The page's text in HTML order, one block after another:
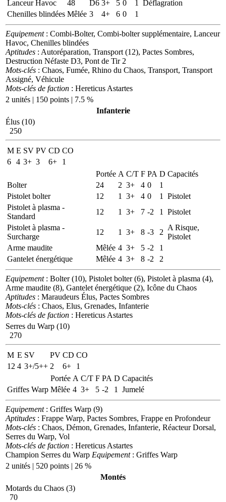
Lanceur Havoc 48 D6 3+ 5 0 1
Déflagration
Chenilles blindées Mêlée 3 4+ 6 0 1
Equipement: Combi-Bolter, Combi-bolter supplémentaire, Lanceur
Havoc, Chenilles blindées
Aptitudes : Autoréparation, Transport (12), Pactes Sombres,
Destruction Néfaste D3, Pont de Tir 2
Mots-clés : Chaos, Fumée, Rhino du Chaos, Transport, Transport
Assigné, Véhicule
Mots-clés de faction : Hereticus Astartes
2 unités | 150 points | 7.5 %
Infanterie
Élus (10)
250
M E SV PV CD CO
6 4 3+ 3 6+
1
Portée A C/T F PA D Capacités
Bolter
24 2 3+ 4 0
1
Pistolet bolter
12 1 3+ 4 0 1
Pistolet
Pistolet à plasma -
Standard
12 1 3+ 7 -2 1
Pistolet
Pistolet à plasma -
Surcharge
12 1 3+ 8 -3 2
A Risque,
Pistolet
Arme maudite
Mêlée 4 3+ 5 -2
1
Gantelet énergétique
Mêlée 4 3+ 8 -2 2
Equipement: Bolter (10), Pistolet bolter (6), Pistolet à plasma (4),
Arme maudite (8), Gantelet énergétique (2), Icône du Chaos
Aptitudes : Maraudeurs Élus, Pactes Sombres
Mots-clés : Chaos, Elus, Grenades, Infanterie
Mots-clés de faction : Hereticus Astartes
Serres du Warp (10)
270
M E SV PV CD CO
12 4 3+/5++ 2 6+
1
Portée A C/T F PA D Capacités
Griffes Warp Mêlée 4 3+ 5 -2 1 Jumelé
Equipement: Griffes Warp (9)
Aptitudes : Frappe Warp, Pactes Sombres, Frappe en Profondeur
Mots-clés : Chaos, Démon, Grenades, Infanterie, Réacteur Dorsal,
Serres du Warp, Vol
Mots-clés de faction : Hereticus Astartes
Champion Serres du Warp Equipement: Griffes Warp
2 unités | 520 points | 26 %
Montés
Motards du Chaos (3)
70